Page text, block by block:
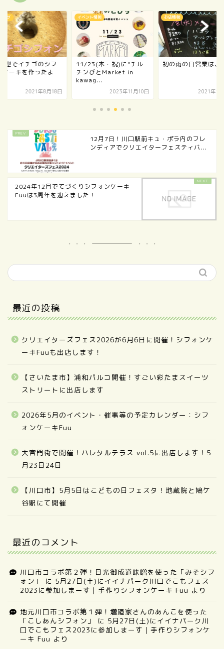
ログ
型でイチゴのシフ
ケーキを作ったよ
2021年8月18日
イベント情報
11/23(木・祝)に"チル
チンびとMarket in
kawag...
2023年11月10日
お店情報
初の雨の日営業は、
2021年12
12月7日！川口駅前キュ・ポラ内のフレ
ンディアでクリエイターフェスティバ...
2024年12月でてづくりシフォンケーキ
Fuuは3周年を迎えました！
最近の投稿
クリエイターズフェス2026が6月6日に開催！シフォンケ
ーキFuuも出店します！
【さいたま市】浦和パルコ開催！すごい彩たまスイーツ
ストリートに出店します
2026年5月のイベント・催事等の予定カレンダー：シフ
ォンケーキFuu
大宮門街で開催！ハレタルテラス vol.5に出店します！5
月23日24日
【川口市】5月5日はこどもの日フェスタ！地蔵院と鳩ケ
谷駅にて開催
最近のコメント
川口市コラボ第２弾！日光御成道味噌を使った「みそシフ
ォン」
に 5月27日(土)にイイナパーク川口でこもフェス
2023に参加しまーす｜手作りシフォンケーキ Fuu より
地元川口市コラボ第１弾！増廼家さんのあんこを使った
「こしあんシフォン」
に 5月27日(土)にイイナパーク川
口でこもフェス2023に参加しまーす｜手作りシフォンケ
ーキ Fuu より